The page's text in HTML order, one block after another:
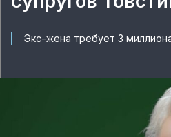
Экс-жена требует 3